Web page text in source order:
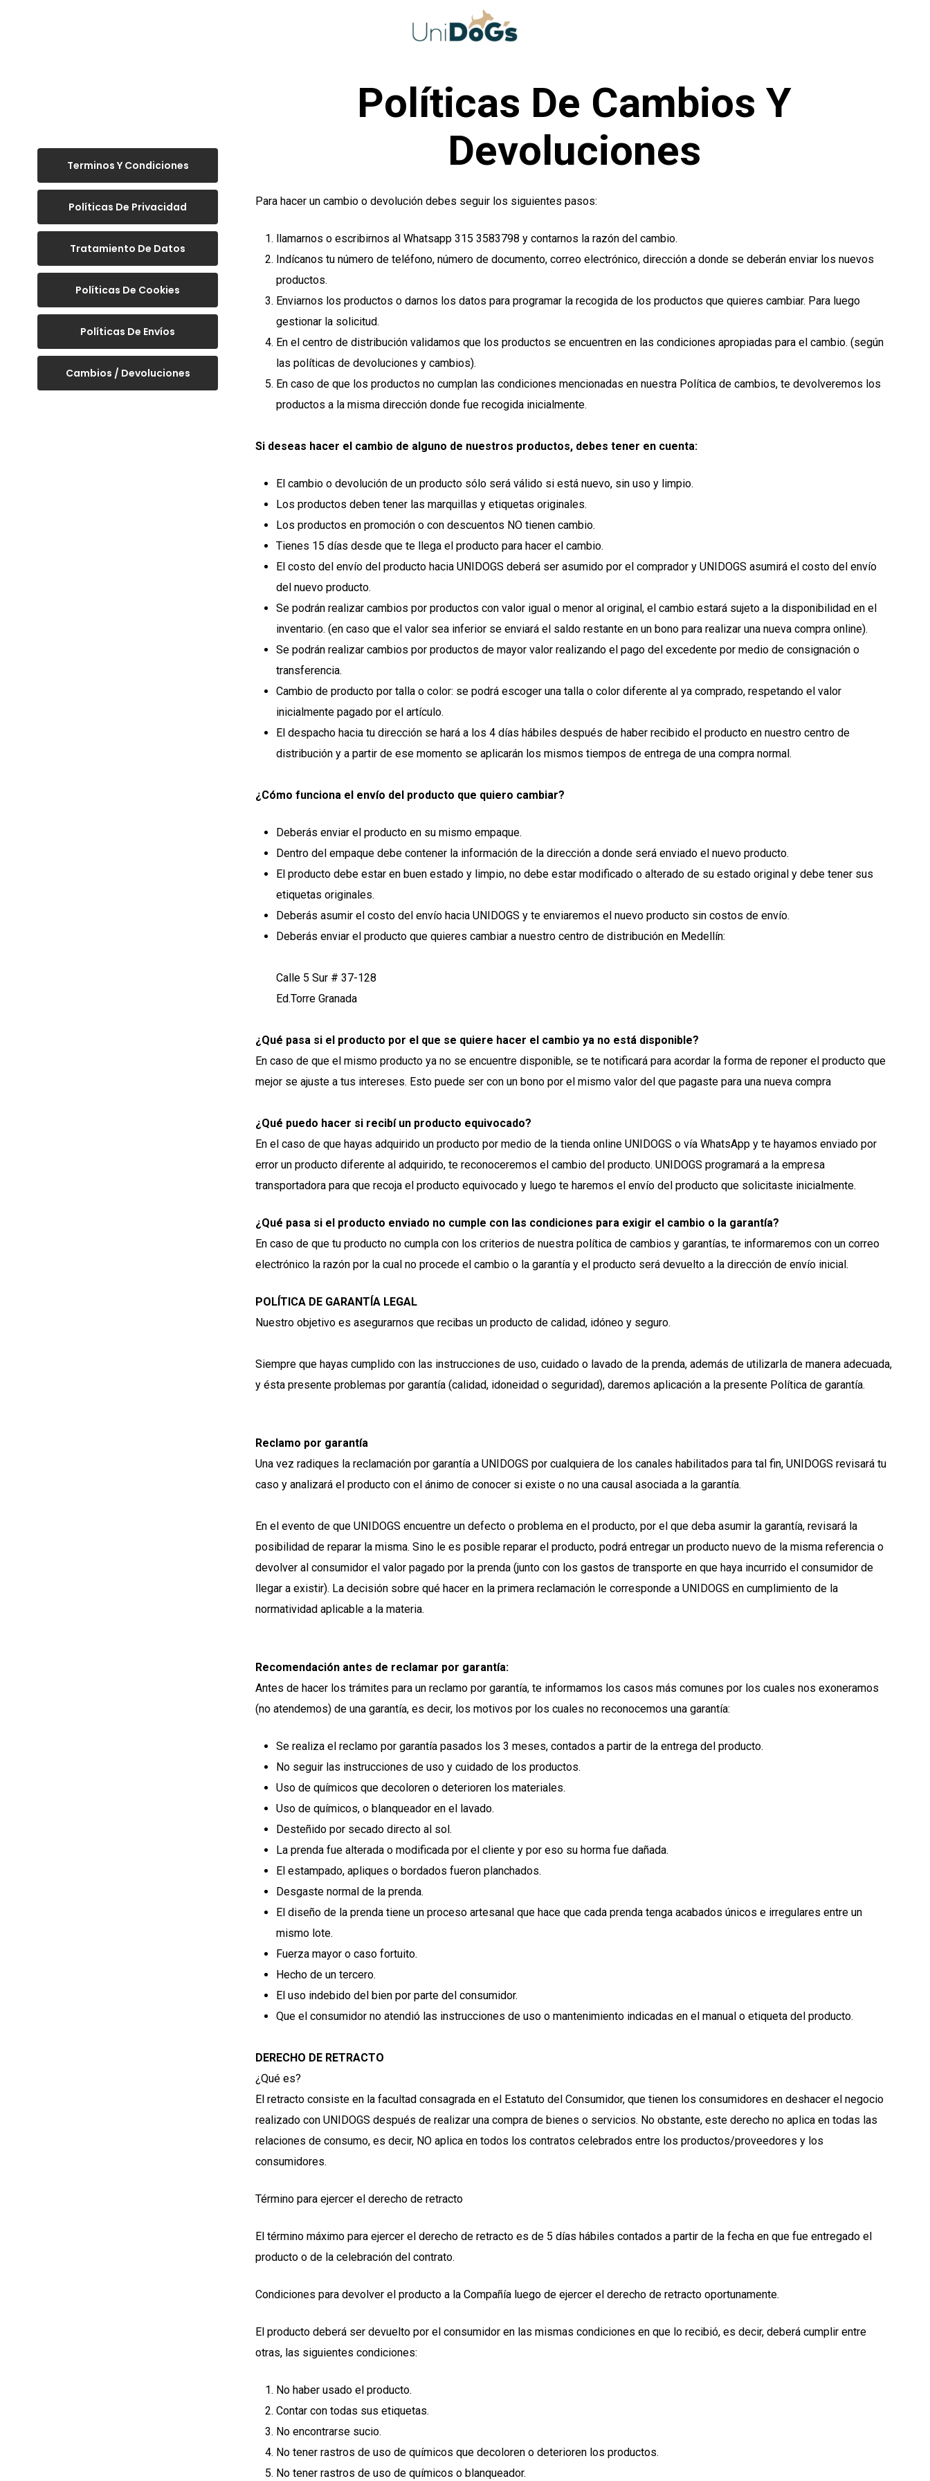
Terminos Y Condiciones
Políticas De Privacidad
Tratamiento De Datos
Políticas De Cookies
Políticas De Envíos
Cambios / Devoluciones
Políticas De Cambios Y
Devoluciones
Para hacer un cambio o devolución debes seguir los siguientes pasos:
llamarnos o escribirnos al Whatsapp 315 3583798 y contarnos la razón del cambio.
Indícanos tu número de teléfono, número de documento, correo electrónico, dirección a donde se deberán enviar los nuevos
productos.
Enviarnos los productos o darnos los datos para programar la recogida de los productos que quieres cambiar. Para luego
gestionar la solicitud.
En el centro de distribución validamos que los productos se encuentren en las condiciones apropiadas para el cambio. (según
las políticas de devoluciones y cambios).
En caso de que los productos no cumplan las condiciones mencionadas en nuestra Política de cambios, te devolveremos los
productos a la misma dirección donde fue recogida inicialmente.
Si deseas hacer el cambio de alguno de nuestros productos, debes tener en cuenta:
El cambio o devolución de un producto sólo será válido si está nuevo, sin uso y limpio.
Los productos deben tener las marquillas y etiquetas originales.
Los productos en promoción o con descuentos NO tienen cambio.
Tienes 15 días desde que te llega el producto para hacer el cambio.
El costo del envío del producto hacia UNIDOGS deberá ser asumido por el comprador y UNIDOGS asumirá el costo del envío
del nuevo producto.
Se podrán realizar cambios por productos con valor igual o menor al original, el cambio estará sujeto a la disponibilidad en el
inventario. (en caso que el valor sea inferior se enviará el saldo restante en un bono para realizar una nueva compra online).
Se podrán realizar cambios por productos de mayor valor realizando el pago del excedente por medio de consignación o
transferencia.
Cambio de producto por talla o color: se podrá escoger una talla o color diferente al ya comprado, respetando el valor
inicialmente pagado por el artículo.
El despacho hacia tu dirección se hará a los 4 días hábiles después de haber recibido el producto en nuestro centro de
distribución y a partir de ese momento se aplicarán los mismos tiempos de entrega de una compra normal.
¿Cómo funciona el envío del producto que quiero cambiar?
Deberás enviar el producto en su mismo empaque.
Dentro del empaque debe contener la información de la dirección a donde será enviado el nuevo producto.
El producto debe estar en buen estado y limpio, no debe estar modificado o alterado de su estado original y debe tener sus
etiquetas originales.
Deberás asumir el costo del envío hacia UNIDOGS y te enviaremos el nuevo producto sin costos de envío.
Deberás enviar el producto que quieres cambiar a nuestro centro de distribución en Medellín:
Calle 5 Sur # 37-128
Ed.Torre Granada
¿Qué pasa si el producto por el que se quiere hacer el cambio ya no está disponible?
En caso de que el mismo producto ya no se encuentre disponible, se te notificará para acordar la forma de reponer el producto que
mejor se ajuste a tus intereses. Esto puede ser con un bono por el mismo valor del que pagaste para una nueva compra
¿Qué puedo hacer si recibí un producto equivocado?
En el caso de que hayas adquirido un producto por medio de la tienda online UNIDOGS o vía WhatsApp y te hayamos enviado por
error un producto diferente al adquirido, te reconoceremos el cambio del producto. UNIDOGS programará a la empresa
transportadora para que recoja el producto equivocado y luego te haremos el envío del producto que solicitaste inicialmente.
¿Qué pasa si el producto enviado no cumple con las condiciones para exigir el cambio o la garantía?
En caso de que tu producto no cumpla con los criterios de nuestra política de cambios y garantías, te informaremos con un correo
electrónico la razón por la cual no procede el cambio o la garantía y el producto será devuelto a la dirección de envío inicial.
POLÍTICA DE GARANTÍA LEGAL
Nuestro objetivo es asegurarnos que recibas un producto de calidad, idóneo y seguro.
Siempre que hayas cumplido con las instrucciones de uso, cuidado o lavado de la prenda, además de utilizarla de manera adecuada,
y ésta presente problemas por garantía (calidad, idoneidad o seguridad), daremos aplicación a la presente Política de garantía.
Reclamo por garantía
Una vez radiques la reclamación por garantía a UNIDOGS por cualquiera de los canales habilitados para tal fin, UNIDOGS revisará tu
caso y analizará el producto con el ánimo de conocer si existe o no una causal asociada a la garantía.
En el evento de que UNIDOGS encuentre un defecto o problema en el producto, por el que deba asumir la garantía, revisará la
posibilidad de reparar la misma. Sino le es posible reparar el producto, podrá entregar un producto nuevo de la misma referencia o
devolver al consumidor el valor pagado por la prenda (junto con los gastos de transporte en que haya incurrido el consumidor de
llegar a existir). La decisión sobre qué hacer en la primera reclamación le corresponde a UNIDOGS en cumplimiento de la
normatividad aplicable a la materia.
Recomendación antes de reclamar por garantía:
Antes de hacer los trámites para un reclamo por garantía, te informamos los casos más comunes por los cuales nos exoneramos
(no atendemos) de una garantía, es decir, los motivos por los cuales no reconocemos una garantía:
Se realiza el reclamo por garantía pasados los 3 meses, contados a partir de la entrega del producto.
No seguir las instrucciones de uso y cuidado de los productos.
Uso de químicos que decoloren o deterioren los materiales.
Uso de químicos, o blanqueador en el lavado.
Desteñido por secado directo al sol.
La prenda fue alterada o modificada por el cliente y por eso su horma fue dañada.
El estampado, apliques o bordados fueron planchados.
Desgaste normal de la prenda.
El diseño de la prenda tiene un proceso artesanal que hace que cada prenda tenga acabados únicos e irregulares entre un
mismo lote.
Fuerza mayor o caso fortuito.
Hecho de un tercero.
El uso indebido del bien por parte del consumidor.
Que el consumidor no atendió las instrucciones de uso o mantenimiento indicadas en el manual o etiqueta del producto.
DERECHO DE RETRACTO
¿Qué es?
El retracto consiste en la facultad consagrada en el Estatuto del Consumidor, que tienen los consumidores en deshacer el negocio
realizado con UNIDOGS después de realizar una compra de bienes o servicios. No obstante, este derecho no aplica en todas las
relaciones de consumo, es decir, NO aplica en todos los contratos celebrados entre los productos/proveedores y los
consumidores.
Término para ejercer el derecho de retracto
El término máximo para ejercer el derecho de retracto es de 5 días hábiles contados a partir de la fecha en que fue entregado el
producto o de la celebración del contrato.
Condiciones para devolver el producto a la Compañía luego de ejercer el derecho de retracto oportunamente.
El producto deberá ser devuelto por el consumidor en las mismas condiciones en que lo recibió, es decir, deberá cumplir entre
otras, las siguientes condiciones:
No haber usado el producto.
Contar con todas sus etiquetas.
No encontrarse sucio.
No tener rastros de uso de químicos que decoloren o deterioren los productos.
No tener rastros de uso de químicos o blanqueador.